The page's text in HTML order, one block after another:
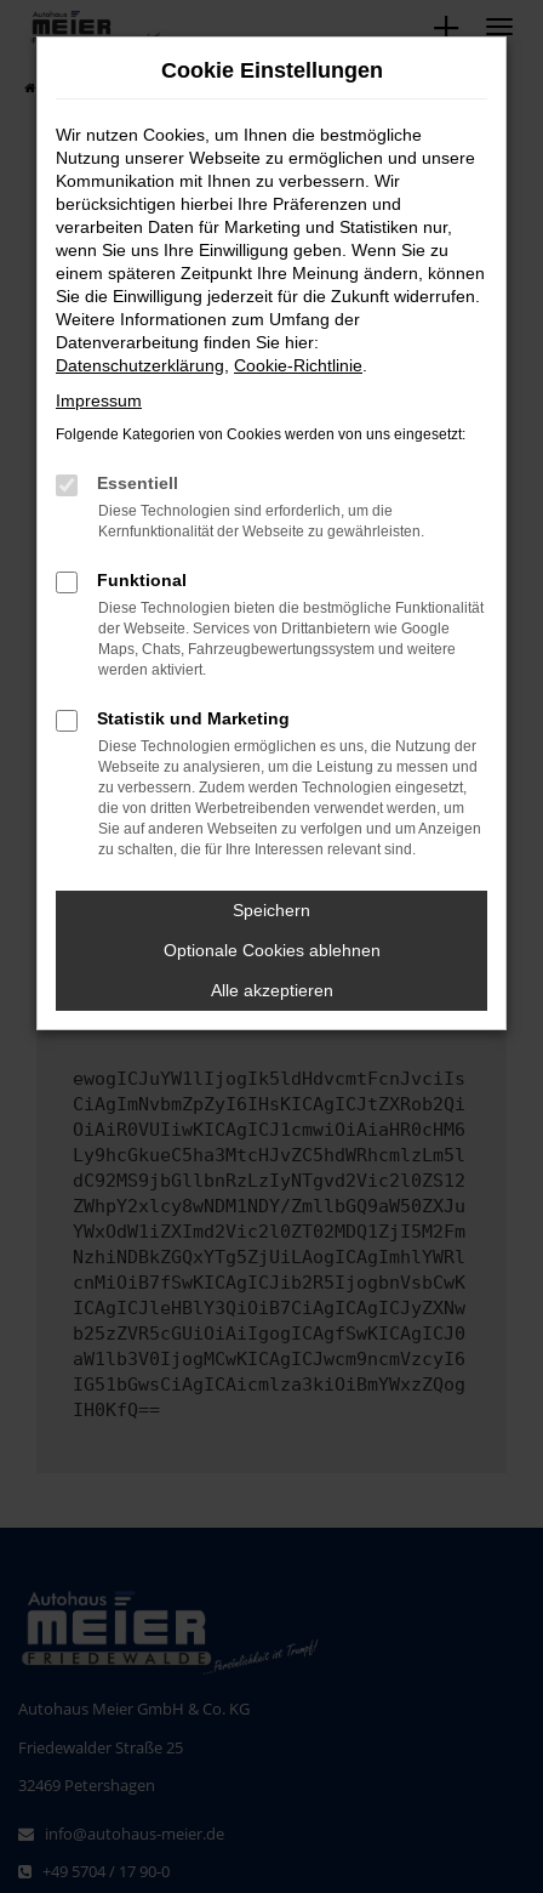
Zum
springen
Lagerfahrzeuge
Fehler: Network Error
Beim Laden ist ein Fehler aufgetreten.
Hier sind ein paar Tipps, die dir helfen können:
Überprüfe deine Firewall und deine
Internetverbindung.
Laden andere Webseiten, zum Beispiel deine
Suchmaschine?
Prüfe deine Browsererweiterungen.
können das Laden bestimmter Seiten
verhindern. Funktioniert die Seite in einem
anderen Browser oder in einem privaten
Starte dein Gerät neu.
Das kann manchmal helfen, vorübergehende
Probleme zu beheben.
Betriebssystem auf dem neuesten Stand
sind.
Veraltete Software birgt nicht nur ein
Sicherheitsrisiko, sondern kann auch dazu
führen, dass bestimmte Funktionen nicht mehr
unterstützt werden.
Wende dich an den Webseitenbetreiber.
Wenn du alle oben genannten Schritte versucht
hast, kontaktiere uns bitte. Wir werden
versuchen, das Problem zu beheben. Du kannst
uns diesen Text schicken, um uns bei der
ewogICJuYW1lIjogIk5ldHdvcmtFcnJvciIs
CiAgImNvbmZpZyI6IHsKICAgICJtZXRob2Qi
OiAiR0VUIiwKICAgICJ1cmwiOiAiaHR0cHM6
Ly9hcGkueC5ha3MtcHJvZC5hdWRhcmlzLm5l
dC92MS9jbGllbnRzLzIyNTgvd2Vic2l0ZS12
ZWhpY2xlcy8wNDM1NDY/ZmllbGQ9aW50ZXJu
YWxOdW1iZXImd2Vic2l0ZT02MDQ1ZjI5M2Fm
NzhiNDBkZGQxYTg5ZjUiLAogICAgImhlYWRl
cnMiOiB7fSwKICAgICJib2R5IjogbnVsbCwK
ICAgICJleHBlY3QiOiB7CiAgICAgICJyZXNw
b25zZVR5cGUiOiAiIgogICAgfSwKICAgICJ0
aW1lb3V0IjogMCwKICAgICJwcm9ncmVzcyI6
IG51bGwsCiAgICAicmlza3kiOiBmYWxzZQog
IH0KfQ==
Autohaus Meier GmbH & Co. KG
Friedewalder Straße 25
32469 Petershagen
info@autohaus-meier.de
+49 5704 / 17 90-0
Cookie Einstellungen
Wir nutzen Cookies, um Ihnen die bestmögliche
Nutzung unserer Webseite zu ermöglichen und unsere
Kommunikation mit Ihnen zu verbessern. Wir
berücksichtigen hierbei Ihre Präferenzen und
verarbeiten Daten für Marketing und Statistiken nur,
wenn Sie uns Ihre Einwilligung geben. Wenn Sie zu
einem späteren Zeitpunkt Ihre Meinung ändern, können
Sie die Einwilligung jederzeit für die Zukunft widerrufen.
Weitere Informationen zum Umfang der
Datenverarbeitung finden Sie hier:
Datenschutzerklärung Cookie-Richtlinie
Impressum
Folgende Kategorien von Cookies werden von uns eingesetzt:
Essentiell
Diese Technologien sind erforderlich, um die
Kernfunktionalität der Webseite zu gewährleisten.
Funktional
Diese Technologien bieten die bestmögliche Funktionalität
der Webseite. Services von Drittanbietern wie Google
Maps, Chats, Fahrzeugbewertungssystem und weitere
werden aktiviert.
Statistik und Marketing
Diese Technologien ermöglichen es uns, die Nutzung der
Webseite zu analysieren, um die Leistung zu messen und
zu verbessern. Zudem werden Technologien eingesetzt,
die von dritten Werbetreibenden verwendet werden, um
Sie auf anderen Webseiten zu verfolgen und um Anzeigen
zu schalten, die für Ihre Interessen relevant sind.
Speichern
Optionale Cookies ablehnen
Alle akzeptieren